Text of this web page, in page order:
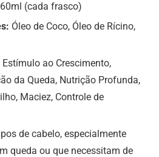
60ml (cada frasco)
Óleo de Coco, Óleo de Rícino,
Estímulo ao Crescimento,
da Queda, Nutrição Profunda,
Maciez, Controle de
de cabelo, especialmente
queda ou que necessitam de